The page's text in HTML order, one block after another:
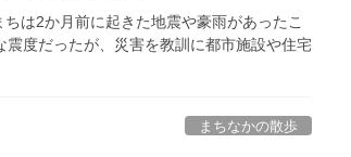
は2か月前に起きた地震や豪雨があったこ
度だったが、災害を教訓に都市施設や住宅
まちなかの散歩